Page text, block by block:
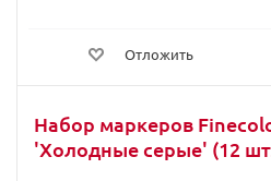
Отложить
Набор маркеров
'Холодные серые' (12